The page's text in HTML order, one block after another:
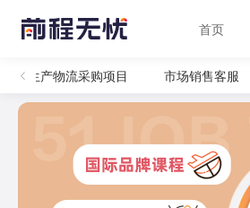
首页
生产物流采购项目 市场销售客服